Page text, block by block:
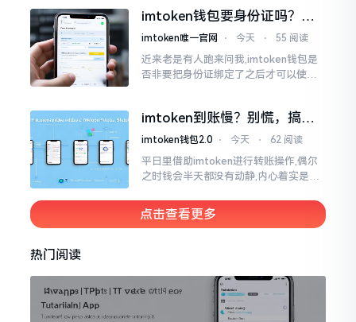
你仅有干巴巴等待其一途。
imtoken钱包要身份证吗？别
慌，看完这篇就懂了
imtoken唯一官网 ⋅ 今天 ⋅ 55 阅读
近来老是有人跑来问我,imtoken钱包是
否非要把身份证绑定了之后才可以使用
清楚了
imtoken到账慢？别慌，搞懂
这几点比啥都强
imtoken钱包2.0 ⋅ 今天 ⋅ 62 阅读
平日里借助imtoken进行转账操作,偶尔
之时钱会半天都没有动静,内心着实是挺
真的并非是它独自就能决定的。区块链
这个东西呢
点击查看更多
热门阅读